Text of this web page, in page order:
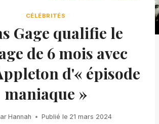
CÉLÉBRITÉS
Gage qualifie le
de 6 mois avec
d'« épisode
maniaque »
Hannah Publié le 21 mars 2024